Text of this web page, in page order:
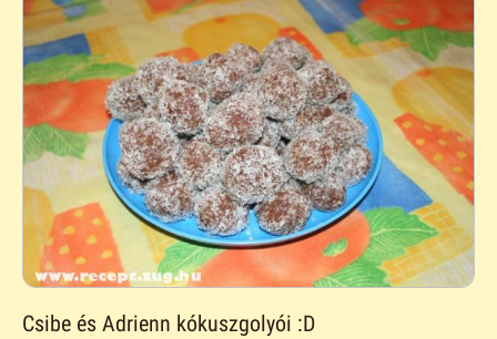
Csibe és Adrienn kókuszgolyói :D